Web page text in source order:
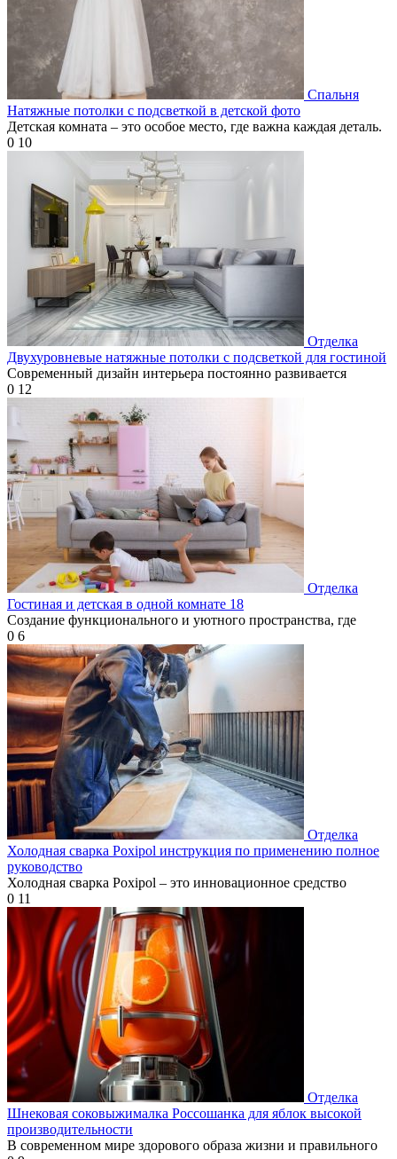
Спальня
Натяжные потолки с подсветкой в детской фото
Детская комната – это особое место, где важна каждая деталь.
0 10
Отделка
Двухуровневые натяжные потолки с подсветкой для гостиной
Современный дизайн интерьера постоянно развивается
0 12
Отделка
Гостиная и детская в одной комнате 18
Создание функционального и уютного пространства, где
0 6
Отделка
Холодная сварка Poxipol инструкция по применению полное
руководство
Холодная сварка Poxipol – это инновационное средство
0 11
Отделка
Шнековая соковыжималка Россошанка для яблок высокой
производительности
В современном мире здорового образа жизни и правильного